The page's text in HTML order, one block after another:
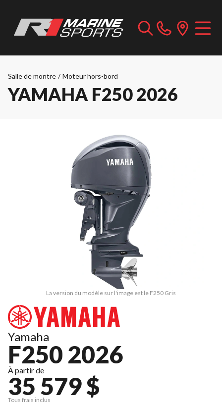
Salle de montre / Moteur hors-bord
YAMAHA F250 2026
La version du modèle sur l'image est le F250 Gris
Yamaha
F250 2026
À partir de
35 579 $
Tous frais inclus